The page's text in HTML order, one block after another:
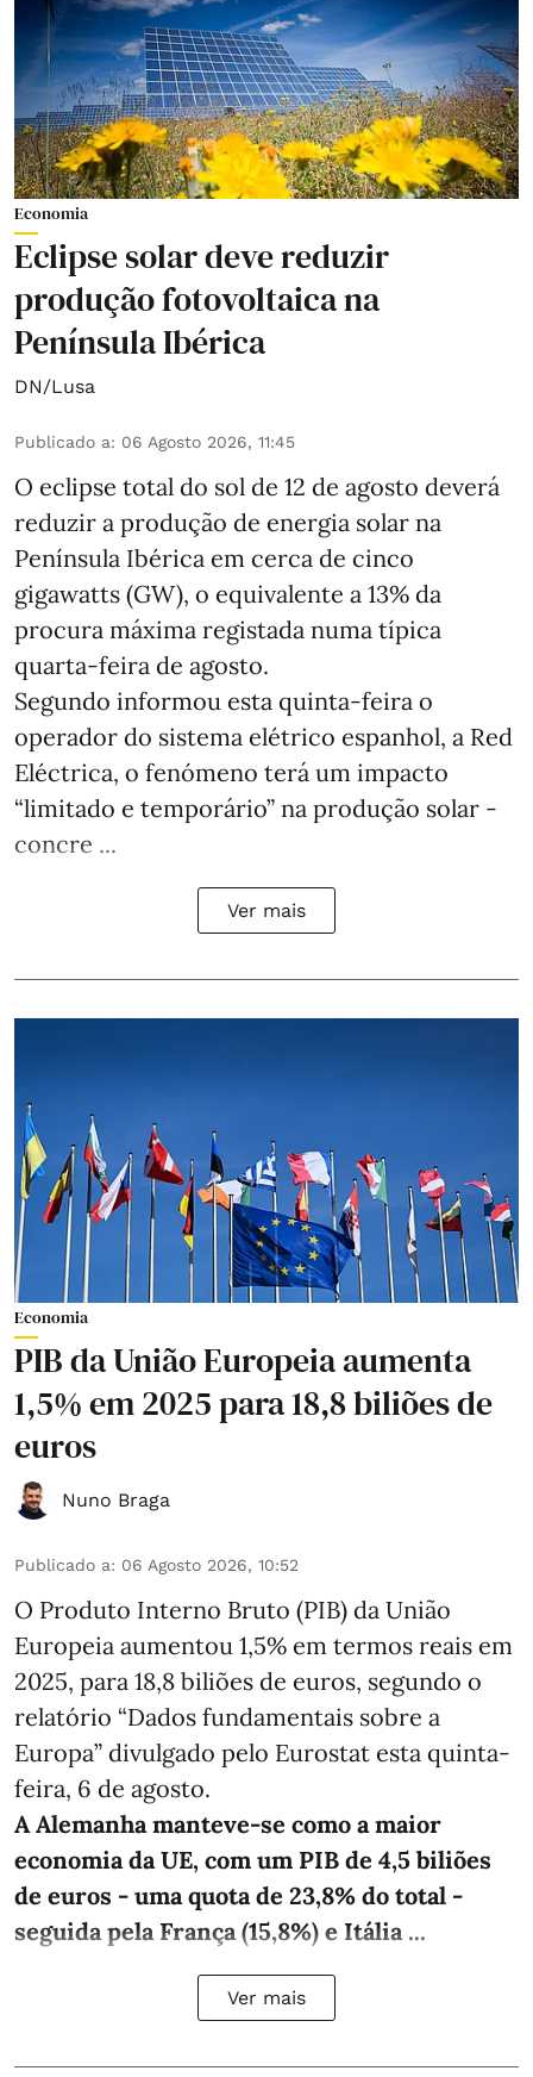
Economia
Eclipse solar deve reduzir
produção fotovoltaica na
Península Ibérica
DN/Lusa
Publicado a: 06 Agosto 2026, 11:45
O eclipse total do sol de 12 de agosto deverá
reduzir a produção de energia solar na
Península Ibérica em cerca de cinco
gigawatts (GW), o equivalente a 13% da
procura máxima registada numa típica
quarta-feira de agosto.
Segundo informou esta quinta-feira o
operador do sistema elétrico espanhol, a Red
Eléctrica, o fenómeno terá um impacto
“limitado e temporário” na produção solar -
concre ...
Ver mais
Economia
PIB da União Europeia aumenta
1,5% em 2025 para 18,8 biliões de
euros
Nuno Braga
Publicado a: 06 Agosto 2026, 10:52
O Produto Interno Bruto (PIB) da União
Europeia aumentou 1,5% em termos reais em
2025, para 18,8 biliões de euros, segundo o
relatório “Dados fundamentais sobre a
Europa” divulgado pelo Eurostat esta quinta-
feira, 6 de agosto.
A Alemanha manteve‑se como a maior
economia da UE, com um PIB de 4,5 biliões
de euros - uma quota de 23,8% do total -
seguida pela França (15,8%) e Itália ...
Ver mais